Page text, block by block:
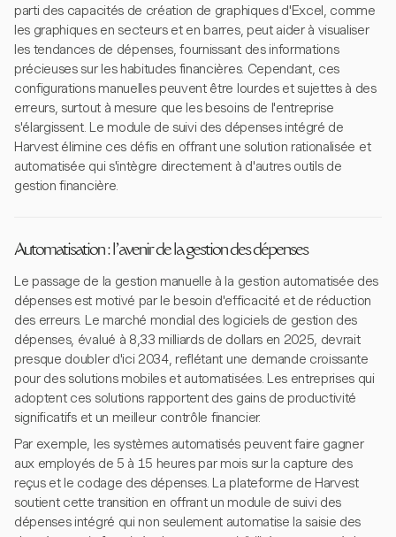
parti des capacités de création de graphiques d'Excel, comme
les graphiques en secteurs et en barres, peut aider à visualiser
les tendances de dépenses, fournissant des informations
précieuses sur les habitudes financières. Cependant, ces
configurations manuelles peuvent être lourdes et sujettes à des
erreurs, surtout à mesure que les besoins de l'entreprise
s'élargissent. Le module de suivi des dépenses intégré de
Harvest élimine ces défis en offrant une solution rationalisée et
automatisée qui s'intègre directement à d'autres outils de
gestion financière.
Automatisation : l'avenir de la gestion des dépenses
Le passage de la gestion manuelle à la gestion automatisée des
dépenses est motivé par le besoin d'efficacité et de réduction
des erreurs. Le marché mondial des logiciels de gestion des
dépenses, évalué à 8,33 milliards de dollars en 2025, devrait
presque doubler d'ici 2034, reflétant une demande croissante
pour des solutions mobiles et automatisées. Les entreprises qui
adoptent ces solutions rapportent des gains de productivité
significatifs et un meilleur contrôle financier.
Par exemple, les systèmes automatisés peuvent faire gagner
aux employés de 5 à 15 heures par mois sur la capture des
reçus et le codage des dépenses. La plateforme de Harvest
soutient cette transition en offrant un module de suivi des
dépenses intégré qui non seulement automatise la saisie des